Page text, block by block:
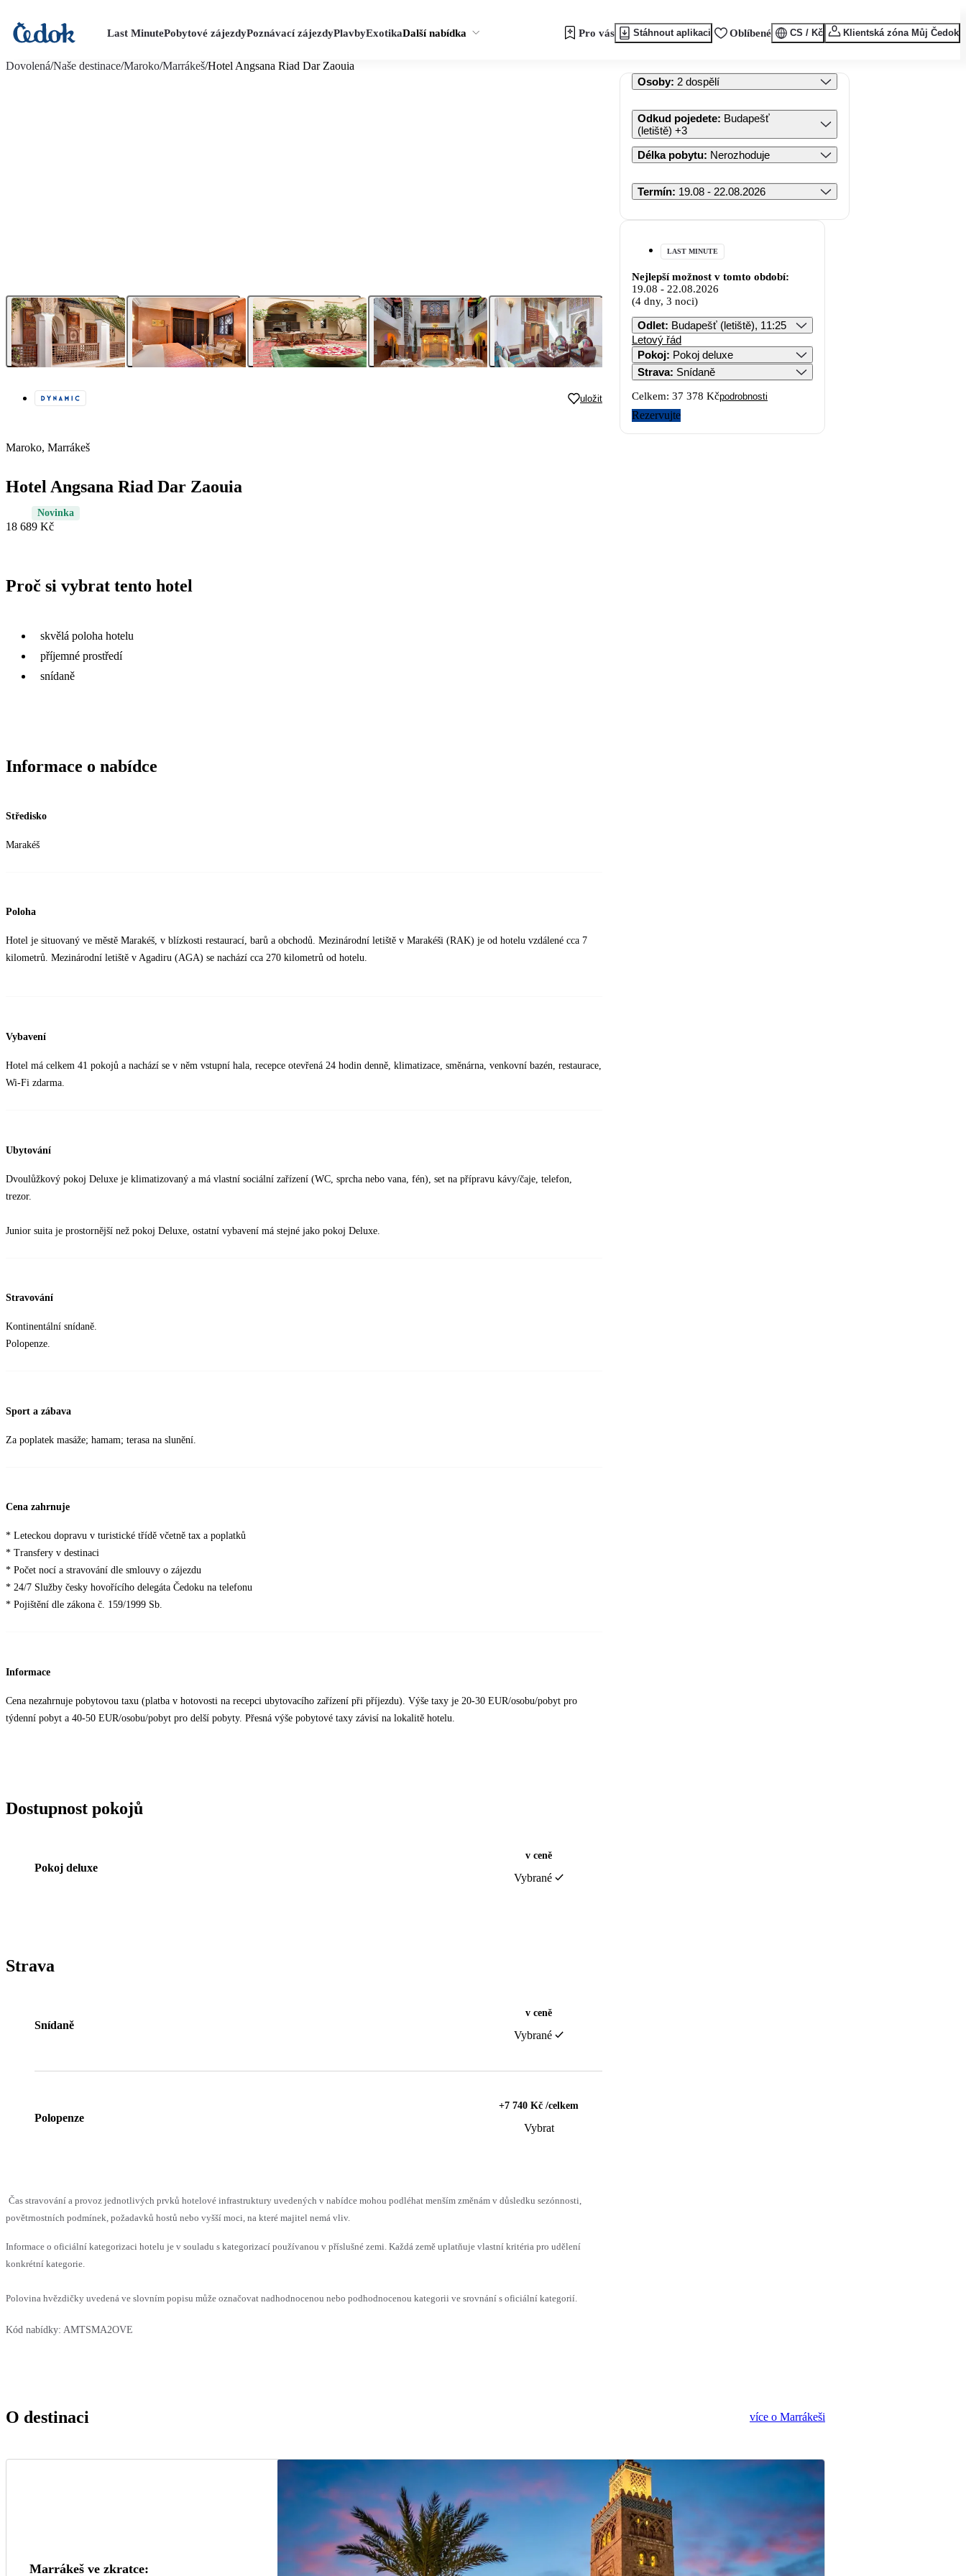
Last MinutePobytové zájezdyPoznávací zájezdyPlavbyExotikaDalší nabídka Pro vás Stáhnout aplikaci Oblíbené CS / Kč Klientská zóna Můj Čedok
Dovolená/Naše destinace/Maroko/Marrákeš/Hotel Angsana Riad Dar Zaouia
uložit
Maroko, Marrákeš
Hotel Angsana Riad Dar Zaouia
Novinka
18 689 Kč
Proč si vybrat tento hotel
skvělá poloha hotelu
příjemné prostředí
snídaně
Informace o nabídce
Středisko
Marakéš
Poloha
Hotel je situovaný ve městě Marakéš, v blízkosti restaurací, barů a obchodů. Mezinárodní letiště v Marakéši (RAK) je od hotelu vzdálené cca 7
kilometrů. Mezinárodní letiště v Agadiru (AGA) se nachází cca 270 kilometrů od hotelu.
Vybavení
Hotel má celkem 41 pokojů a nachází se v něm vstupní hala, recepce otevřená 24 hodin denně, klimatizace, směnárna, venkovní bazén, restaurace,
Wi-Fi zdarma.
Ubytování
Dvoulůžkový pokoj Deluxe je klimatizovaný a má vlastní sociální zařízení (WC, sprcha nebo vana, fén), set na přípravu kávy/čaje, telefon,
trezor.
Junior suita je prostornější než pokoj Deluxe, ostatní vybavení má stejné jako pokoj Deluxe.
Stravování
Kontinentální snídaně.
Polopenze.
Sport a zábava
Za poplatek masáže; hamam; terasa na slunění.
Cena zahrnuje
* Leteckou dopravu v turistické třídě včetně tax a poplatků
* Transfery v destinaci
* Počet nocí a stravování dle smlouvy o zájezdu
* 24/7 Služby česky hovořícího delegáta Čedoku na telefonu
* Pojištění dle zákona č. 159/1999 Sb.
Informace
Cena nezahrnuje pobytovou taxu (platba v hotovosti na recepci ubytovacího zařízení při příjezdu). Výše taxy je 20-30 EUR/osobu/pobyt pro
týdenní pobyt a 40-50 EUR/osobu/pobyt pro delší pobyty. Přesná výše pobytové taxy závisí na lokalitě hotelu.
Dostupnost pokojů
Pokoj deluxe
v ceně
Vybrané
Strava
Snídaně
v ceně
Vybrané
Polopenze
+7 740 Kč /celkem
Vybrat
Čas stravování a provoz jednotlivých prvků hotelové infrastruktury uvedených v nabídce mohou podléhat menším změnám v důsledku sezónnosti,
povětrnostních podmínek, požadavků hostů nebo vyšší moci, na které majitel nemá vliv.
Informace o oficiální kategorizaci hotelu je v souladu s kategorizací používanou v příslušné zemi. Každá země uplatňuje vlastní kritéria pro udělení
konkrétní kategorie.
Polovina hvězdičky uvedená ve slovním popisu může označovat nadhodnocenou nebo podhodnocenou kategorii ve srovnání s oficiální kategorií.
Kód nabídky: AMTSMA2OVE
Osoby: 2 dospělí
Odkud pojedete: Budapešť
(letiště) +3
Délka pobytu: Nerozhoduje
Termín: 19.08 - 22.08.2026
LAST MINUTE
Nejlepší možnost v tomto období:
19.08 - 22.08.2026
(4 dny, 3 noci)
Odlet: Budapešť (letiště), 11:25
Letový řád
Pokoj: Pokoj deluxe
Strava: Snídaně
Celkem: 37 378 Kčpodrobnosti
Rezervujte
O destinaci více o Marrákeši
Marrákeš ve zkratce: